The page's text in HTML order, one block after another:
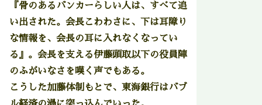
『骨のあるバンカーらしい人は、すべて追
い出された。会長こわわさに、下は耳障り
な情報を、会長の耳に入れなくなってい
る』。会長を支える伊藤頭取以下の役員陣
のふがいなさを嘆く声でもある。
こうした加藤体制もとで、東海銀行はバブ